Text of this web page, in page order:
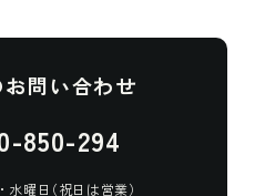
お問い合わせ
-850-294
・ 水曜 日（祝日 は営業）